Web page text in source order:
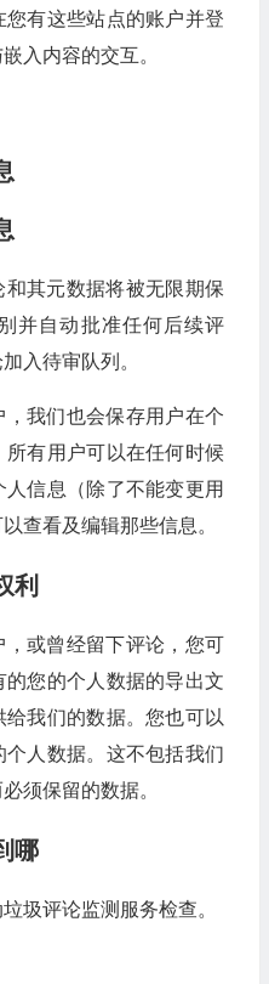
有这些站点的账户并登
入内容的交互。
其元数据将被无限期保
并自动批准任何后续评
入待审队列。
我们也会保存用户在个
所有用户可以在任何时候
信息（除了不能变更用
查看及编辑那些信息。
利
或曾经留下评论，您可
的您的个人数据的导出文
我们的数据。您也可以
人数据。这不包括我们
须保留的数据。
哪
圾评论监测服务检查。